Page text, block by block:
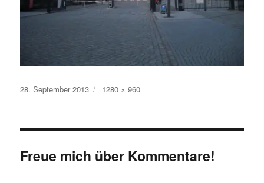
Veröffentlicht
28. September 2013 Originalgröße
1280 × 960
Freue mich über Kommentare!